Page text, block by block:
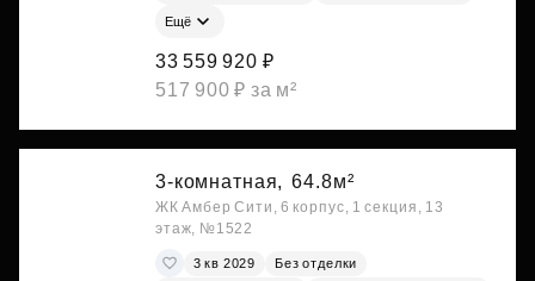
Ещё
33 559 920 ₽
517 900 ₽ за м²
3-комнатная, 64.8м²
ЖК Амбер Сити, 6 корпус, 1 секция, 13
этаж, №1522
3 кв 2029
Без отделки